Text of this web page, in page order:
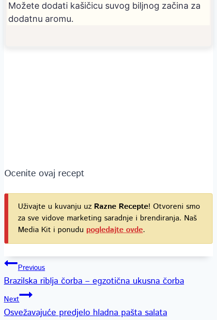
Možete dodati kašičicu suvog biljnog začina za
dodatnu aromu.
Ocenite ovaj recept
Uživajte u kuvanju uz Razne Recepte! Otvoreni smo
za sve vidove marketing saradnje i brendiranja. Naš
Media Kit i ponudu pogledajte ovde.
Kretanje
članka
Previous
Brazilska riblja čorba – egzotična ukusna čorba
Next
Osvežavajuće predjelo hladna pašta salata